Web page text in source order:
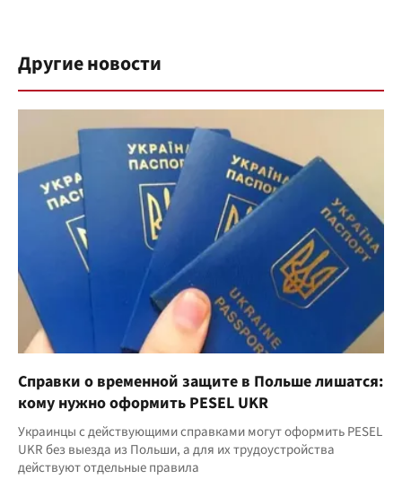
Другие новости
Справки о временной защите в Польше лишатся:
кому нужно оформить PESEL UKR
Украинцы с действующими справками могут оформить PESEL
UKR без выезда из Польши, а для их трудоустройства
действуют отдельные правила